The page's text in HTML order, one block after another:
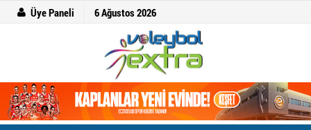
Üye Paneli 6 Ağustos 2026